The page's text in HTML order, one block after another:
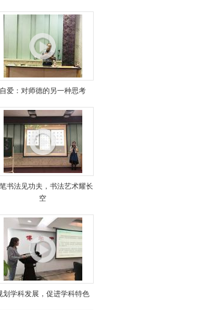
自爱：对师德的另一种思考
书法见功夫，书法艺术耀长
空
划学科发展，促进学科特色